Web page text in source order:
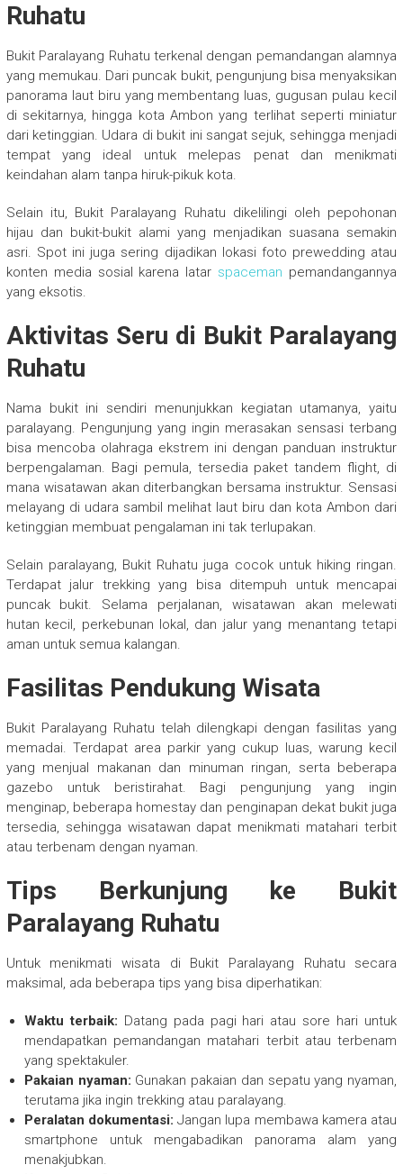
Ruhatu
Bukit Paralayang Ruhatu terkenal dengan pemandangan alamnya
yang memukau. Dari puncak bukit, pengunjung bisa menyaksikan
panorama laut biru yang membentang luas, gugusan pulau kecil
di sekitarnya, hingga kota Ambon yang terlihat seperti miniatur
dari ketinggian. Udara di bukit ini sangat sejuk, sehingga menjadi
tempat yang ideal untuk melepas penat dan menikmati
keindahan alam tanpa hiruk-pikuk kota.
Selain itu, Bukit Paralayang Ruhatu dikelilingi oleh pepohonan
hijau dan bukit-bukit alami yang menjadikan suasana semakin
asri. Spot ini juga sering dijadikan lokasi foto prewedding atau
konten media sosial karena latar spaceman pemandangannya
yang eksotis.
Aktivitas Seru di Bukit Paralayang
Ruhatu
Nama bukit ini sendiri menunjukkan kegiatan utamanya, yaitu
paralayang. Pengunjung yang ingin merasakan sensasi terbang
bisa mencoba olahraga ekstrem ini dengan panduan instruktur
berpengalaman. Bagi pemula, tersedia paket tandem flight, di
mana wisatawan akan diterbangkan bersama instruktur. Sensasi
melayang di udara sambil melihat laut biru dan kota Ambon dari
ketinggian membuat pengalaman ini tak terlupakan.
Selain paralayang, Bukit Ruhatu juga cocok untuk hiking ringan.
Terdapat jalur trekking yang bisa ditempuh untuk mencapai
puncak bukit. Selama perjalanan, wisatawan akan melewati
hutan kecil, perkebunan lokal, dan jalur yang menantang tetapi
aman untuk semua kalangan.
Fasilitas Pendukung Wisata
Bukit Paralayang Ruhatu telah dilengkapi dengan fasilitas yang
memadai. Terdapat area parkir yang cukup luas, warung kecil
yang menjual makanan dan minuman ringan, serta beberapa
gazebo untuk beristirahat. Bagi pengunjung yang ingin
menginap, beberapa homestay dan penginapan dekat bukit juga
tersedia, sehingga wisatawan dapat menikmati matahari terbit
atau terbenam dengan nyaman.
Tips Berkunjung ke Bukit
Paralayang Ruhatu
Untuk menikmati wisata di Bukit Paralayang Ruhatu secara
maksimal, ada beberapa tips yang bisa diperhatikan:
Waktu terbaik: Datang pada pagi hari atau sore hari untuk
mendapatkan pemandangan matahari terbit atau terbenam
yang spektakuler.
Pakaian nyaman: Gunakan pakaian dan sepatu yang nyaman,
terutama jika ingin trekking atau paralayang.
Peralatan dokumentasi: Jangan lupa membawa kamera atau
smartphone untuk mengabadikan panorama alam yang
menakjubkan.